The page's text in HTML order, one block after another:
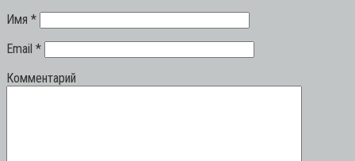
Имя *
Email *
Комментарий